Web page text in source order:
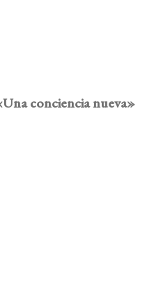
conciencia nueva»